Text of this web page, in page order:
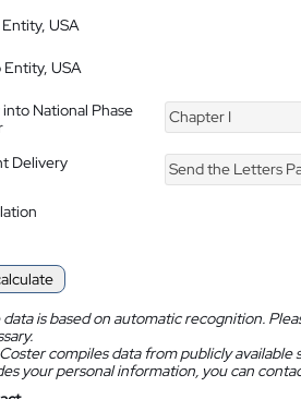
USA
Entity, USA
National Phase
Chapter I
Delivery Send the Letters
is based on automatic recognition.
compiles data from publicly available
your personal information, you can